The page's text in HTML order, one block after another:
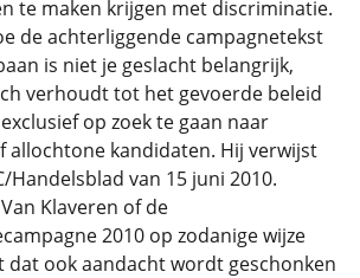
te maken krijgen met discriminatie.
de achterliggende campagnetekst
is niet je geslacht belangrijk,
verhoudt tot het gevoerde beleid
op zoek te gaan naar
allochtone kandidaten. Hij verwijst
Handelsblad van 15 juni 2010.
Klaveren of de
2010 op zodanige wijze
dat ook aandacht wordt geschonken